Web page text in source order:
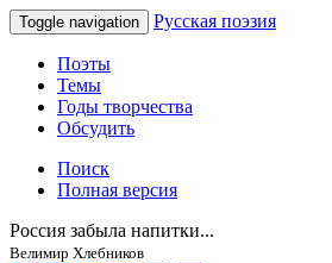
Toggle navigation Русская поэзия
Поэты
Темы
Годы творчества
Обсудить
Поиск
Полная версия
Россия забыла напитки...
Велимир Хлебников